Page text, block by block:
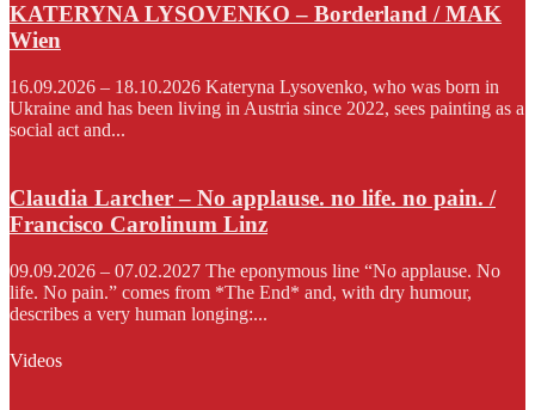
KATERYNA LYSOVENKO – Borderland / MAK
Wien
16.09.2026 – 18.10.2026 Kateryna Lysovenko, who was born in
Ukraine and has been living in Austria since 2022, sees painting as a
social act and...
Claudia Larcher – No applause. no life. no pain. /
Francisco Carolinum Linz
09.09.2026 – 07.02.2027 The eponymous line “No applause. No
life. No pain.” comes from *The End* and, with dry humour,
describes a very human longing:...
Videos